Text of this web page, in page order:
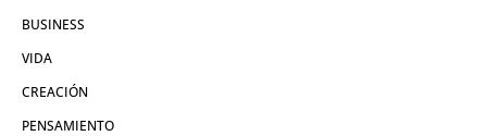
BUSINESS
VIDA
CREACIÓN
PENSAMIENTO